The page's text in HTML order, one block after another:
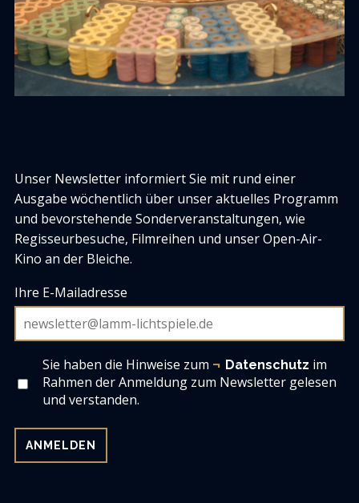
Unser Newsletter informiert Sie mit rund einer
Ausgabe wöchentlich über unser aktuelles Programm
und bevorstehende Sonderveranstaltungen, wie
Regisseurbesuche, Filmreihen und unser Open-Air-
Kino an der Bleiche.
Ihre E-Mailadresse
Sie haben die Hinweise zum Datenschutz im
Rahmen der Anmeldung zum Newsletter gelesen
und verstanden.